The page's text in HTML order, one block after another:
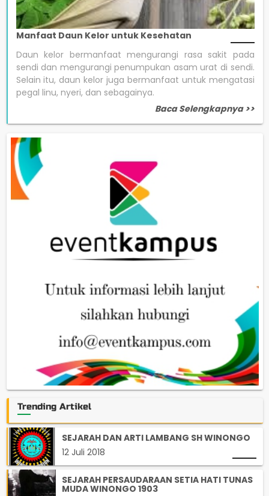
Manfaat Daun Kelor untuk Kesehatan
Daun kelor bermanfaat mengurangi rasa sakit pada
sendi dan mengurangi penumpukan asam urat di sendi.
Selain itu, daun kelor juga bermanfaat untuk mengatasi
pegal linu, nyeri, dan sebagainya.
Baca Selengkapnya >>
Trending Artikel
SEJARAH DAN ARTI LAMBANG SH WINONGO
12 Juli 2018
SEJARAH PERSAUDARAAN SETIA HATI TUNAS
MUDA WINONGO 1903